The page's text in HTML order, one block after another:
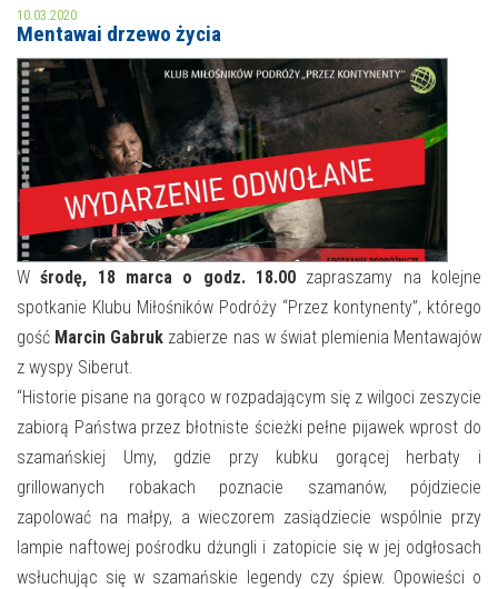
MOJE KONTO
AKTUALNOŚCI
NAJBLIŻSZE WYDARZENIA
WYDARZENIA BIEŻĄCE
WYDARZYŁO SIĘ
NASZA OFERTA
STREFA WIEDZY O REGIONIE
STREFA KOLORU
FORMY STAŁE
NASZE FILIE
POLECANE STRONY
WYDARZENIA KULTURALNE
FOTO
E-INFORMATOR
O NAS
10.03.2020
Mentawai drzewo życia
W środę, 18 marca o godz. 18.00 zapraszamy na kolejne
spotkanie Klubu Miłośników Podróży “Przez kontynenty”, którego
gość Marcin Gabruk zabierze nas w świat plemienia Mentawajów
z wyspy Siberut.
“Historie pisane na gorąco w rozpadającym się z wilgoci zeszycie
zabiorą Państwa przez błotniste ścieżki pełne pijawek wprost do
szamańskiej Umy, gdzie przy kubku gorącej herbaty i
grillowanych robakach poznacie szamanów, pójdziecie
zapolować na małpy, a wieczorem zasiądziecie wspólnie przy
lampie naftowej pośrodku dżungli i zatopicie się w jej odgłosach
wsłuchując się w szamańskie legendy czy śpiew. Opowieści o